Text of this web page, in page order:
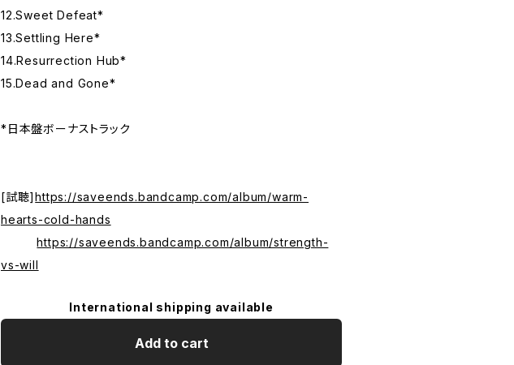
12.Sweet Defeat*
13.Settling Here*
14.Resurrection Hub*
15.Dead and Gone*
*日本盤ボーナストラック
[試聴]https://saveends.bandcamp.com/album/warm-
hearts-cold-hands
https://saveends.bandcamp.com/album/strength-
vs-will
International shipping available
Add to cart